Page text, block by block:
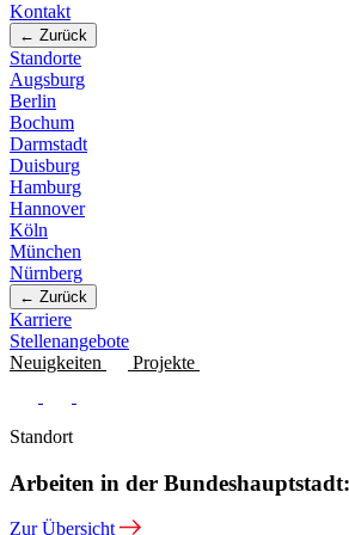
Kontakt
← Zurück
Standorte
Augsburg
Berlin
Bochum
Darmstadt
Duisburg
Hamburg
Hannover
Köln
München
Nürnberg
← Zurück
Karriere
Stellenangebote
Neuigkeiten
Projekte
Standort
Arbeiten in der
Zur Übersicht